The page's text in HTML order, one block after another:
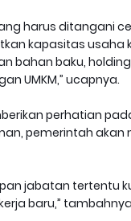
harus ditangani
kapasitas usaha
bahan baku,
UMKM,” ucapnya.
perhatian
pemerintah akan
jabatan tertentu
baru,”